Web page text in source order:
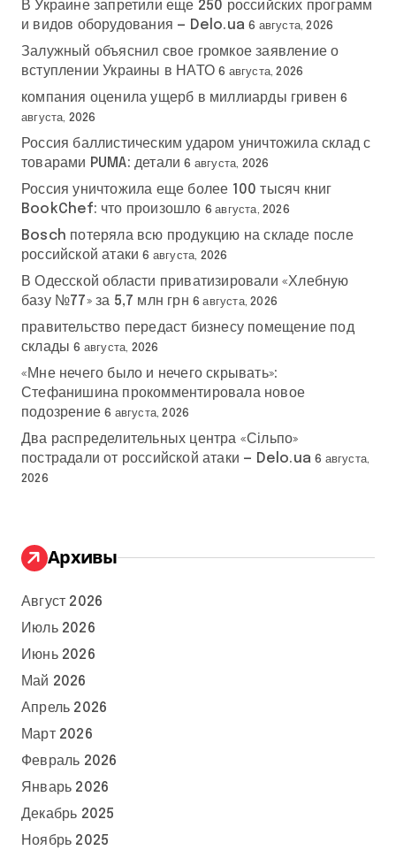
В Украине запретили еще 250 российских программ
и видов оборудования — Delo.ua 6 августа, 2026
Залужный объяснил свое громкое заявление о
вступлении Украины в НАТО 6 августа, 2026
компания оценила ущерб в миллиарды гривен 6
августа, 2026
Россия баллистическим ударом уничтожила склад с
товарами PUMA: детали 6 августа, 2026
Россия уничтожила еще более 100 тысяч книг
BookChef: что произошло 6 августа, 2026
Bosch потеряла всю продукцию на складе после
российской атаки 6 августа, 2026
В Одесской области приватизировали «Хлебную
базу №77» за 5,7 млн грн 6 августа, 2026
правительство передаст бизнесу помещение под
склады 6 августа, 2026
«Мне нечего было и нечего скрывать»:
Стефанишина прокомментировала новое
подозрение 6 августа, 2026
Два распределительных центра «Сільпо»
пострадали от российской атаки — Delo.ua 6 августа,
2026
Архивы
Август 2026
Июль 2026
Июнь 2026
Май 2026
Апрель 2026
Март 2026
Февраль 2026
Январь 2026
Декабрь 2025
Ноябрь 2025